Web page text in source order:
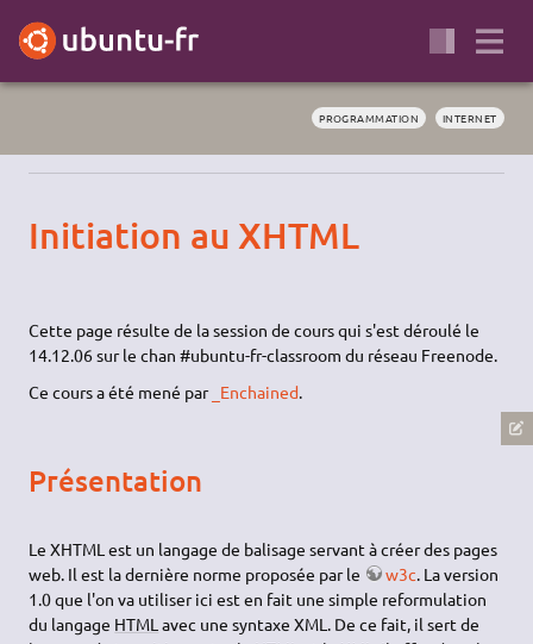
PROGRAMMATION INTERNET
Initiation au XHTML
Cette page résulte de la session de cours qui s'est déroulé le
14.12.06 sur le chan #ubuntu-fr-classroom du réseau Freenode.
Ce cours a été mené par _Enchained
Présentation
Le XHTML est un langage de balisage servant à créer des pages
web. Il est la dernière norme proposée par le
w3c . La version
1.0 que l'on va utiliser ici est en fait une simple reformulation
du langage HTML avec une syntaxe XML. De ce fait, il sert de